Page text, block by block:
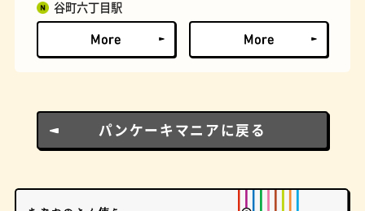
ロイヤルミルクティー せんべろ
谷町六丁目駅
パンケーキマニアに戻る